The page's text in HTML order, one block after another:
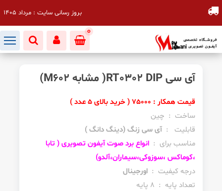
آی سی RT0302 DIP( مشابه M602)
قیمت همکار : 75000 ( خرید بالای 5 عدد )
ساخت : چین
قابلیت : آی سی زنگ (دینگ دانگ )
مناسب برای : انواع برد صوت آیفون تصویری ( تابا
،کوماکس ،سوزوکی،سیماران،آلدو)
درجه کیفیت : اورجینال
تعداد پایه : 8 پایه
بروز رسانی سایت : مرداد 1405
0